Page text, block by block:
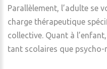
Parallèlement, l’adulte se
charge thérapeutique
collective. Quant à
tant scolaires que